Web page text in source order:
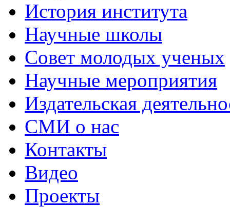
История института
Научные школы
Совет молодых ученых
Научные мероприятия
Издательская
СМИ о нас
Контакты
Видео
Проекты